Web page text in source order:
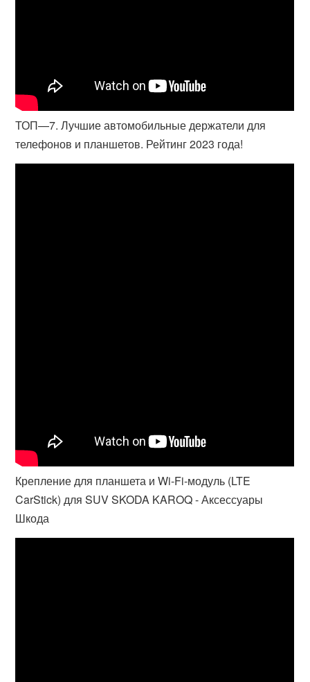
ТОП—7. Лучшие автомобильные держатели для
телефонов и планшетов. Рейтинг 2023 года!
Крепление для планшета и Wi-Fi-модуль (LTE
CarStick) для SUV SKODA KAROQ - Аксессуары
Шкода